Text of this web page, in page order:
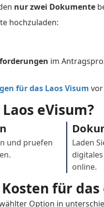
and Tobago
nur zwei Dokumente
hochzuladen:
im
für das Laos Visum
eVisum?
und pruefen
Laden
online.
für das
Option in